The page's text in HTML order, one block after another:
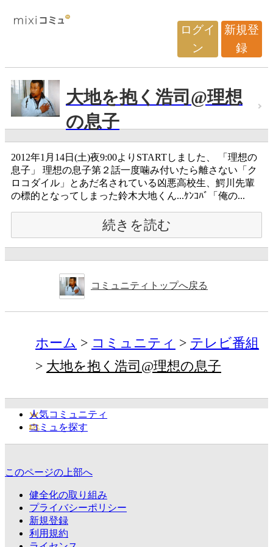
ログイ
ン
新規登
録
大地を抱く浩司@理想
の息子
2012年1月14日(土)夜9:00よりSTARTしました、 「理想の
息子」 理想の息子第２話一度噛み付いたら離さない「ク
ロコダイル」とあだ名されている凶悪高校生、鰐川先輩
の標的となってしまった鈴木大地くん...ｹﾝｺﾊﾞ「俺の...
続きを読む
コミュニティトップへ戻る
ホーム コミュニティ
テレビ番組
大地を抱く浩司@理想の息子
人気コミュニティ
コミュを探す
このページの上部へ
健全化の取り組み
プライバシーポリシー
新規登録
利用規約